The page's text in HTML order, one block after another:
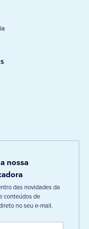
nossa
das novidades da
conteúdos de
no seu e-mail.